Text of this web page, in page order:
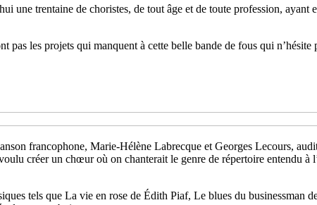
trentaine de choristes, de tout âge et de toute profession, ayant
les projets qui manquent à cette belle bande de fous qui n’hésite
francophone, Marie-Hélène Labrecque et Georges Lecours,
créer un chœur où on chanterait le genre de répertoire entendu à
tels que La vie en rose de Édith Piaf, Le blues du businessman